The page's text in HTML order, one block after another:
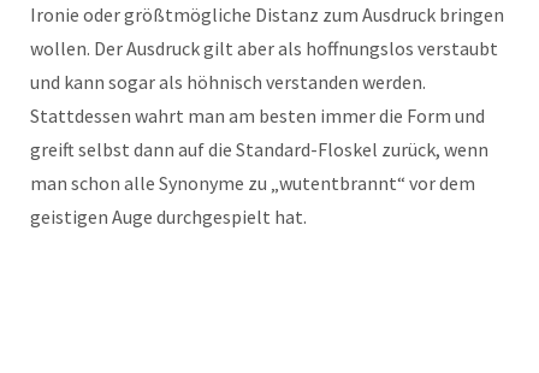
Ironie oder größtmögliche Distanz zum Ausdruck bringen
wollen. Der Ausdruck gilt aber als hoffnungslos verstaubt
und kann sogar als höhnisch verstanden werden.
Stattdessen wahrt man am besten immer die Form und
greift selbst dann auf die Standard-Floskel zurück, wenn
man schon alle Synonyme zu „wutentbrannt“ vor dem
geistigen Auge durchgespielt hat.